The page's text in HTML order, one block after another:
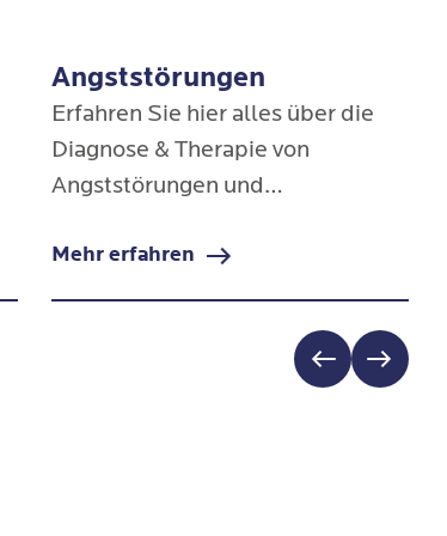
Angststörungen
Erfahren Sie hier alles über die
Diagnose & Therapie von
Angststörungen und
Privatkliniken.
Mehr erfahren